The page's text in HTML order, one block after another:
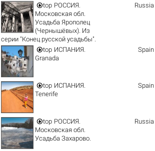
top РОССИЯ.
Московская обл.
Усадьба Ярополец
(Чернышёвых). Из
серии "Конец русской усадьбы".
Russia
top ИСПАНИЯ.
Granada
Spain
top ИСПАНИЯ.
Tenerife
Spain
top РОССИЯ.
Московская обл.
Усадьба Захарово.
Russia